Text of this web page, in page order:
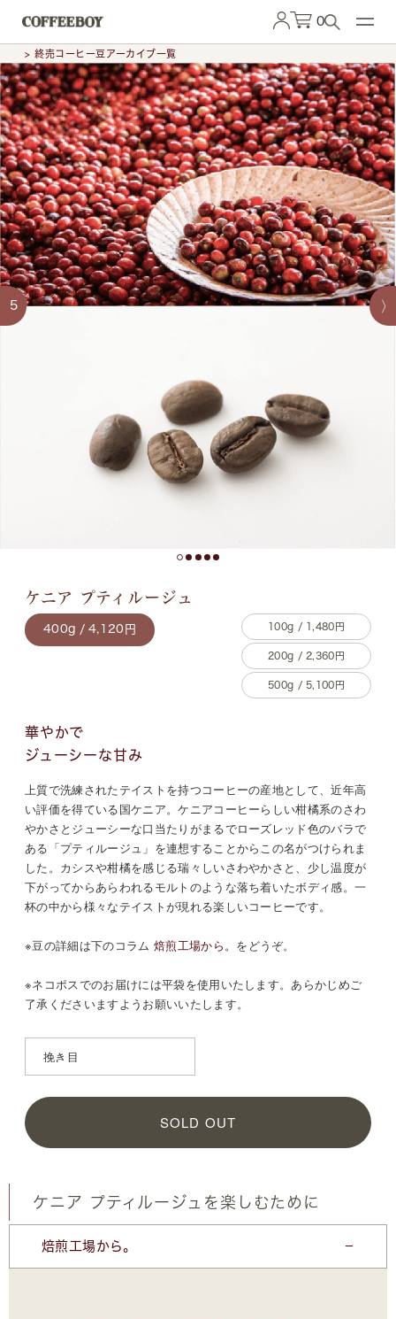
0
> 終売コーヒー豆アーカイブ一覧
5
ケニア プティルージュ
100g / 1,480円
200g / 2,360円
400g / 4,120円
500g / 5,100円
華やかで
ジューシーな甘み
上質で洗練されたテイストを持つコーヒーの産地として、近年高
い評価を得ている国ケニア。ケニアコーヒーらしい柑橘系のさわ
やかさとジューシーな口当たりがまるでローズレッド色のバラで
ある「プティルージュ」を連想することからこの名がつけられま
した。カシスや柑橘を感じる瑞々しいさわやかさと、少し温度が
下がってからあらわれるモルトのような落ち着いたボディ感。一
杯の中から様々なテイストが現れる楽しいコーヒーです。
※豆の詳細は下のコラム 焙煎工場から。 をどうぞ。
※ネコポスでのお届けには平袋を使用いたします。あらかじめご
了承くださいますようお願いいたします。
SOLD OUT
ケニア プティルージュを楽しむために
焙煎工場から。